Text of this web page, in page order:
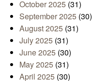
October 2025 (31)
September 2025 (30)
August 2025 (31)
July 2025 (31)
June 2025 (30)
May 2025 (31)
April 2025 (30)